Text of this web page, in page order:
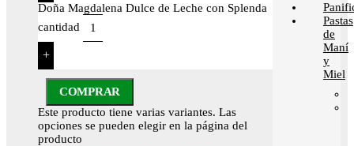
Doña Magdalena Dulce de Leche con Splenda
cantidad
+
COMPRAR
Este producto tiene varias variantes. Las
opciones se pueden elegir en la página del
producto
Pastas
de
Maní
y
Miel